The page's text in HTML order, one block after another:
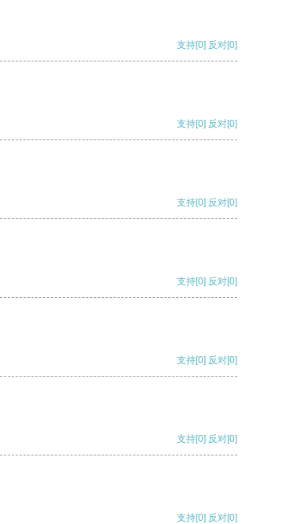
支持[0] 反对[0]
支持[0] 反对[0]
支持[0] 反对[0]
支持[0] 反对[0]
支持[0] 反对[0]
支持[0] 反对[0]
支持[0] 反对[0]